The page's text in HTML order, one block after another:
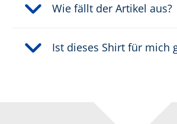
Wie fällt der Artikel aus?
Ist dieses Shirt für mich